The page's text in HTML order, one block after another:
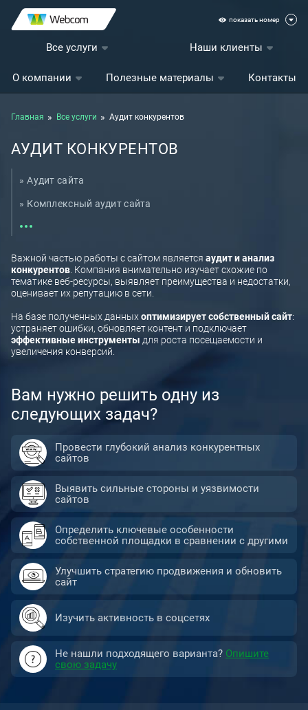
показать номер
Все услуги Наши клиенты
О компании Полезные материалы Контакты
Главная Все услуги Аудит конкурентов
АУДИТ КОНКУРЕНТОВ
Аудит сайта
Комплексный аудит сайта
Стоимость услуги SEO продвижения сайта
Аудит юзабилити сайта
Выход на новые рынки
Сопровождение разработки сайта
Аудит конкурентов
Продвижение сайта в Google
SERM — управление репутацией в интернете
Продвижение сайта (SEO)
Важной частью работы с сайтом является аудит и анализ
конкурентов . Компания внимательно изучает схожие по
тематике веб-ресурсы, выявляет преимущества и недостатки,
оценивает их репутацию в сети.
На базе полученных данных оптимизирует собственный сайт:
устраняет ошибки, обновляет контент и подключает
эффективные инструменты для роста посещаемости и
увеличения конверсий.
Вам нужно решить одну из
следующих задач?
Провести глубокий анализ конкурентных
сайтов
Выявить сильные стороны и уязвимости
сайтов
Определить ключевые особенности
собственной площадки в сравнении с другими
Улучшить стратегию продвижения и обновить
сайт
Изучить активность в соцсетях
Не нашли подходящего варианта? Опишите
свою задачу